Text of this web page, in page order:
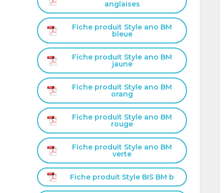
anglaises
Fiche produit Style ano BM
bleue
Fiche produit Style ano BM
jaune
Fiche produit Style ano BM
orang
Fiche produit Style ano BM
rouge
Fiche produit Style ano BM
verte
Fiche produit Style BIS BM b